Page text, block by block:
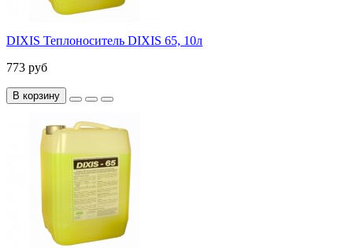
DIXIS Теплоноситель DIXIS 65, 10л
773 руб
В корзину